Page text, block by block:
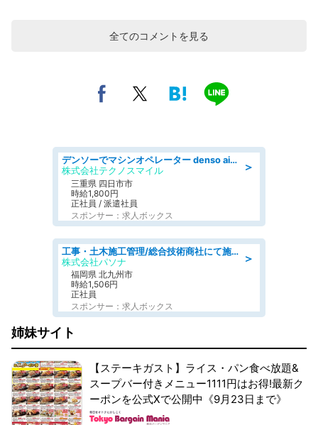
全てのコメントを見る
＞
デンソーでマシンオペレーター denso aichi
株式会社テクノスマイル
三重県 四日市市
時給1,800円
正社員 / 派遣社員
スポンサー：求人ボックス
＞
工事・土木施工管理/総合技術商社にて施工管理のお仕事/即日勤務可/車通勤可/工事・土木施工管理/生産・品質管理
株式会社パソナ
福岡県 北九州市
時給1,506円
正社員
スポンサー：求人ボックス
姉妹サイト
【ステーキガスト】ライス・パン食べ放題&
スープバー付きメニュー1111円はお得!最新ク
ーポンを公式Xで公開中《9月23日まで》